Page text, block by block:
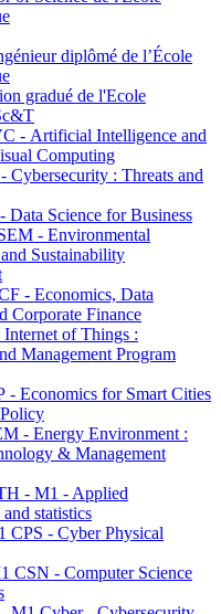
diplômé de l’École
gradué de l'Ecole
- Artificial Intelligence and
Computing
Cybersecurity : Threats and
Data Science for Business
- Environmental
Sustainability
- Economics, Data
Corporate Finance
of Things :
Management Program
- Economics for Smart Cities
- Energy Environment :
& Management
- M1 - Applied
statistics
CPS - Cyber Physical
CSN - Computer Science